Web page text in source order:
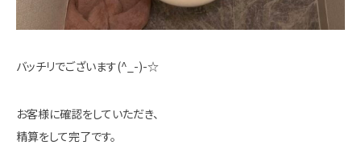
バッチリでございます(^_-)-☆
お客様に確認をしていただき、
精算をして完了です。